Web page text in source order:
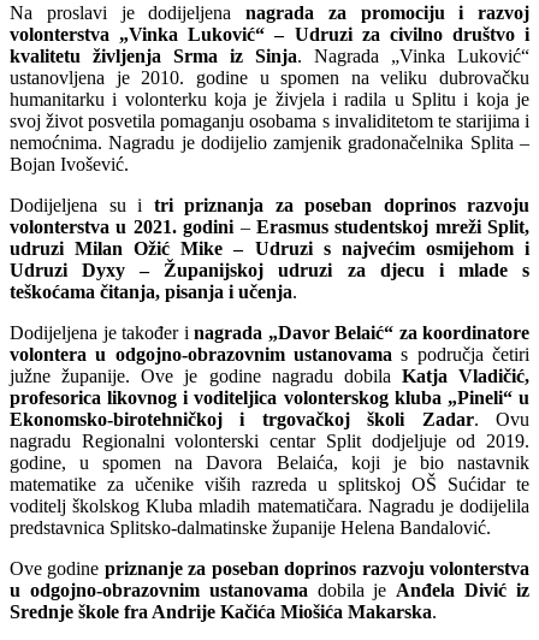
Na proslavi je dodijeljena nagrada za promociju i razvoj
volonterstva „Vinka Luković“ – Udruzi za civilno društvo i
kvalitetu življenja Srma iz Sinja. Nagrada „Vinka Luković“
ustanovljena je 2010. godine u spomen na veliku dubrovačku
humanitarku i volonterku koja je živjela i radila u Splitu i koja je
svoj život posvetila pomaganju osobama s invaliditetom te starijima i
nemoćnima. Nagradu je dodijelio zamjenik gradonačelnika Splita –
Bojan Ivošević.
Dodijeljena su i tri priznanja za poseban doprinos razvoju
volonterstva u 2021. godini – Erasmus studentskoj mreži Split,
udruzi Milan Ožić Mike – Udruzi s najvećim osmijehom i
Udruzi Dyxy – Županijskoj udruzi za djecu i mlade s
teškoćama čitanja, pisanja i učenja.
Dodijeljena je također i nagrada „Davor Belaić“ za koordinatore
volontera u odgojno-obrazovnim ustanovama s područja četiri
južne županije. Ove je godine nagradu dobila Katja Vladičić,
profesorica likovnog i voditeljica volonterskog kluba „Pineli“ u
Ekonomsko-birotehničkoj i trgovačkoj školi Zadar. Ovu
nagradu Regionalni volonterski centar Split dodjeljuje od 2019.
godine, u spomen na Davora Belaića, koji je bio nastavnik
matematike za učenike viših razreda u splitskoj OŠ Sućidar te
voditelj školskog Kluba mladih matematičara. Nagradu je dodijelila
predstavnica Splitsko-dalmatinske županije Helena Bandalović.
Ove godine priznanje za poseban doprinos razvoju volonterstva
u odgojno-obrazovnim ustanovama dobila je Anđela Divić iz
Srednje škole fra Andrije Kačića Miošića Makarska.